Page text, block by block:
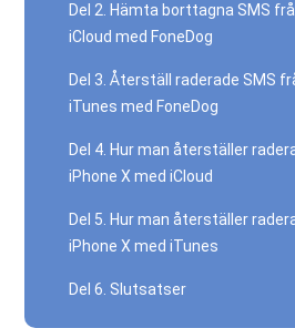
Del 2. Hämta borttagna SMS
iCloud med FoneDog
Del 3. Återställ raderade SMS
iTunes med FoneDog
Del 4. Hur man återställer
iPhone X med iCloud
Del 5. Hur man återställer
iPhone X med iTunes
Del 6. Slutsatser